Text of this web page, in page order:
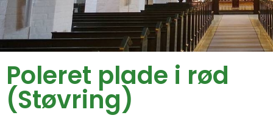
Poleret plade i rød
(Støvring)